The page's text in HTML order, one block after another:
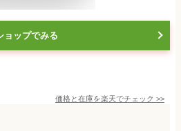
ョップでみる
価格と在庫を楽天でチェック >>